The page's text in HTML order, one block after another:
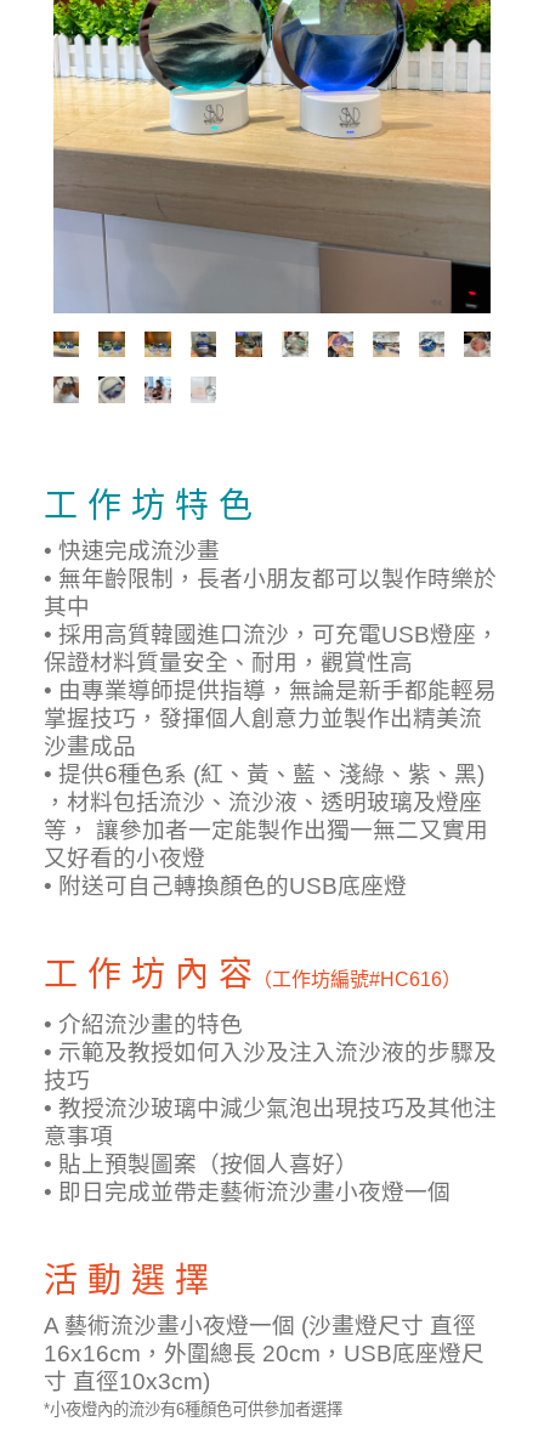
工 作 坊 特 色
• 快速完成流沙畫
• 無年齡限制，長者小朋友都可以製作時樂於
其中
• 採用高質韓國進口流沙，可充電USB燈座，
保證材料質量安全、耐用，觀賞性高
• 由專業導師提供指導，無論是新手都能輕易
掌握技巧，發揮個人創意力並製作出精美流
沙畫成品
• 提供6種色系 (紅、黃、藍、淺綠、紫、黑)
，材料包括流沙、流沙液、透明玻璃及燈座
等， 讓參加者一定能製作出獨一無二又實用
又好看的小夜燈
• 附送可自己轉換顏色的USB底座燈
工 作 坊 內 容 （工作坊編號#HC616）
• 介紹流沙畫的特色
• 示範及教授如何入沙及注入流沙液的步驟及
技巧
• 教授流沙玻璃中減少氣泡出現技巧及其他注
意事項
• 貼上預製圖案（按個人喜好）
• 即日完成並帶走藝術流沙畫小夜燈一個
活 動 選 擇
A 藝術流沙畫小夜燈一個 (沙畫燈尺寸 直徑
16x16cm，外圍總長 20cm，USB底座燈尺
寸 直徑10x3cm)
*小夜燈內的流沙有6種顏色可供參加者選擇